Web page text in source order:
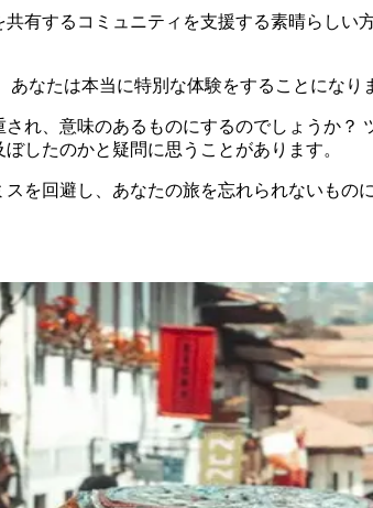
有するコミュニティを支援する素晴らし
なたは本当に特別な体験をすることになり
れ、意味のあるものにするのでしょうか
したのかと疑問に思うことがあります。
を回避し、あなたの旅を忘れられないも